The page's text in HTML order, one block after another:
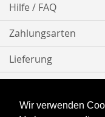
Wir verwenden
Hilfe / FAQ
Zahlungsarten
Lieferung